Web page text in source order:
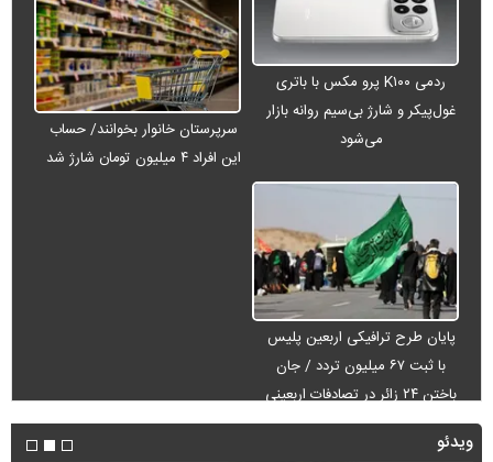
ردمی K۱۰۰ پرو مکس با باتری
غول‌پیکر و شارژ بی‌سیم روانه بازار
می‌شود
سرپرستان خانوار بخوانند/ حساب
این افراد ۴ میلیون تومان شارژ شد
پایان طرح ترافیکی اربعین پلیس
با ثبت ۶۷ میلیون تردد / جان
باختن ۲۴ زائر در تصادفات اربعینی
ویدئو